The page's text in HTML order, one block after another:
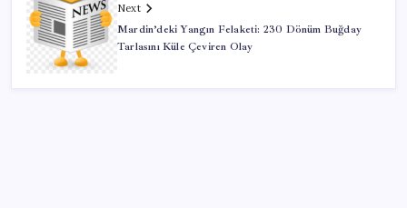
Next
Mardin’deki Yangın Felaketi: 230 Dönüm Buğday
Tarlasını Küle Çeviren Olay